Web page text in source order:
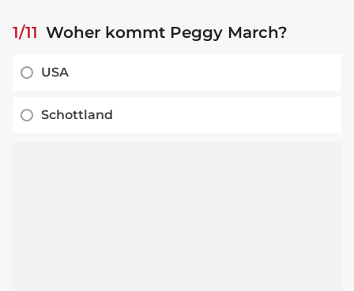
1/11 Woher kommt Peggy March?
USA
Schottland